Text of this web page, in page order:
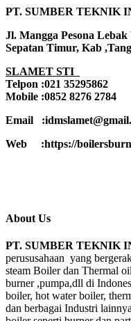
PT. SUMBER TEKNIK
Jl. Mangga Pesona
Sepatan Timur, Kab
SLAMET STI
Telpon :021 35295862
Mobile :0852 8276 2784
Email
Web :https://
About Us
PT. SUMBER TEKNIK
perususahaan yang
steam Boiler dan Thermal
burner ,pumpa,dll di
boiler, hot water boiler,
dan berbagai Industri